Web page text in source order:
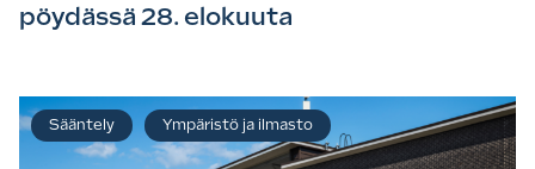
pöydässä 28. elokuuta
Sääntely Ympäristö ja ilmasto